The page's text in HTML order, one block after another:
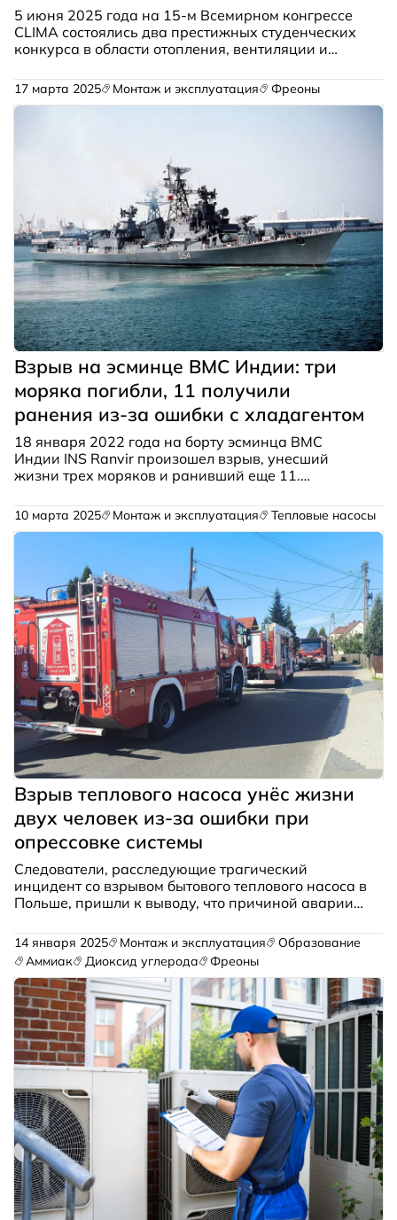
5 июня 2025 года на 15-м Всемирном конгрессе
CLIMA состоялись два престижных студенческих
конкурса в области отопления, вентиляции и
Student Competition и HVAC World Student
Competition.
17 марта 2025 Монтаж и эксплуатация Фреоны
Взрыв на эсминце ВМС Индии: три
моряка погибли, 11 получили
ранения из-за ошибки с хладагентом
18 января 2022 года на борту эсминца ВМС
Индии INS Ranvir произошел взрыв, унесший
жизни трех моряков и ранивший еще 11.
сообщает Hindustan Times, причиной трагедии
стал неподходящий хладагент, использованный в
системе кондиционирования воздуха.
10 марта 2025 Монтаж и эксплуатация Тепловые насосы
Взрыв теплового насоса унёс жизни
двух человек из-за ошибки при
опрессовке системы
Следователи, расследующие трагический
инцидент со взрывом бытового теплового насоса в
Польше, пришли к выводу, что причиной аварии
нереактивного газа при опрессовке системы.
14 января 2025 Монтаж и эксплуатация
Образование
Аммиак
Диоксид углерода Фреоны